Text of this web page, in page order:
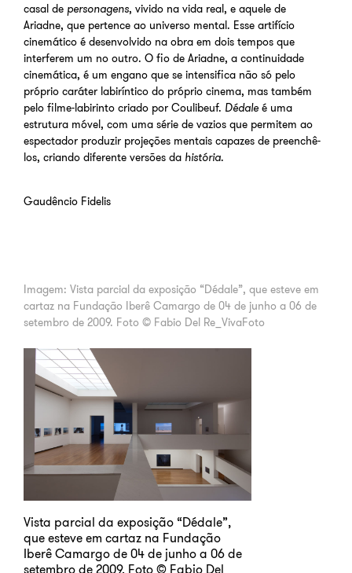
casal de personagens, vivido na vida real, e aquele de
Ariadne, que pertence ao universo mental. Esse artifício
cinemático é desenvolvido na obra em dois tempos que
interferem um no outro. O fio de Ariadne, a continuidade
cinemática, é um engano que se intensifica não só pelo
próprio caráter labiríntico do próprio cinema, mas também
pelo filme-labirinto criado por Coulibeuf. Dédale é uma
estrutura móvel, com uma série de vazios que permitem ao
espectador produzir projeções mentais capazes de preenchê-
los, criando diferente versões da história.
Gaudêncio Fidelis
Imagem: Vista parcial da exposição “Dédale”, que esteve em
cartaz na Fundação Iberê Camargo de 04 de junho a 06 de
setembro de 2009. Foto © Fabio Del Re_VivaFoto
Vista parcial da exposição “Dédale”,
que esteve em cartaz na Fundação
Iberê Camargo de 04 de junho a 06 de
setembro de 2009. Foto © Fabio Del